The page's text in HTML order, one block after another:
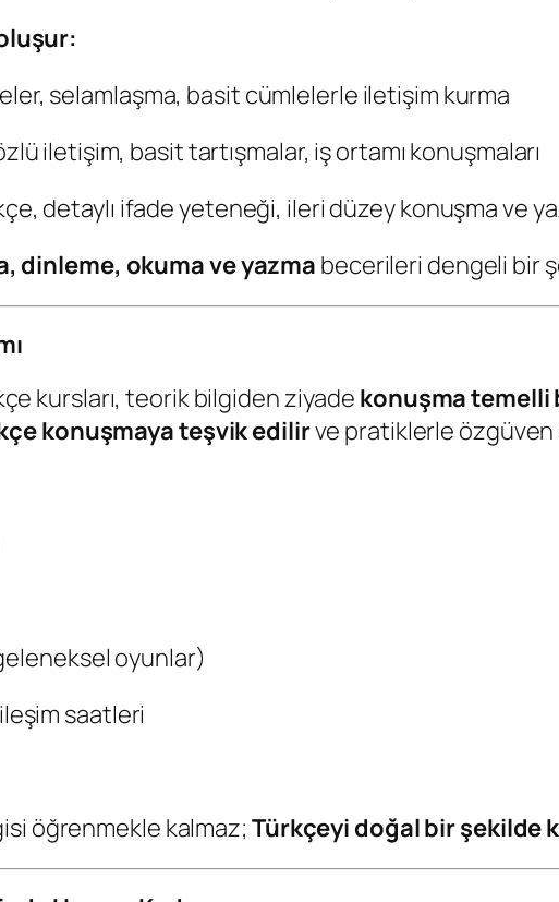
selamlaşma, basit cümlelerle iletişim kurma
iletişim, basit tartışmalar, iş ortamı konuşmaları
detaylı ifade yeteneği, ileri düzey konuşma ve
dinleme, okuma ve yazma becerileri dengeli bir
kursları, teorik bilgiden ziyade konuşma temelli
konuşmaya teşvik edilirve pratiklerle özgüven
oyunlar)
saatleri
öğrenmekle kalmaz; Türkçeyi doğal bir şekilde